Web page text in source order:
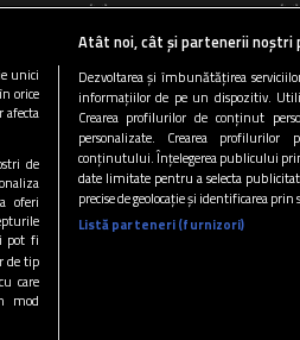
Cluj 103 FM
Copyright © 2026 / DIGI ROMANIA
preferințele|Politica de
INFO CODUL
Urmărește-ne și pe:
unici
orice
afecta
de
oferi
pot fi
de tip
care
mod
Atât noi, cât și partenerii noștri
Dezvoltarea și îmbunătățirea
informațiilor de pe un dispozitiv.
Crearea profilurilor de conținut
personalizate. Crearea profilurilor
conținutului. Înțelegerea publicului
date limitate pentru a selecta
precise de geolocație și identificarea
Listă parteneri (furnizori)